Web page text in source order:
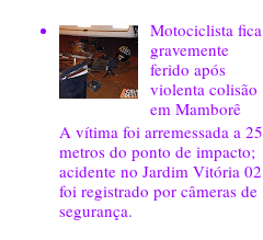
Motociclista fica
gravemente
ferido após
violenta colisão
em Mamborê
A vítima foi arremessada a 25
metros do ponto de impacto;
acidente no Jardim Vitória 02
foi registrado por câmeras de
segurança.